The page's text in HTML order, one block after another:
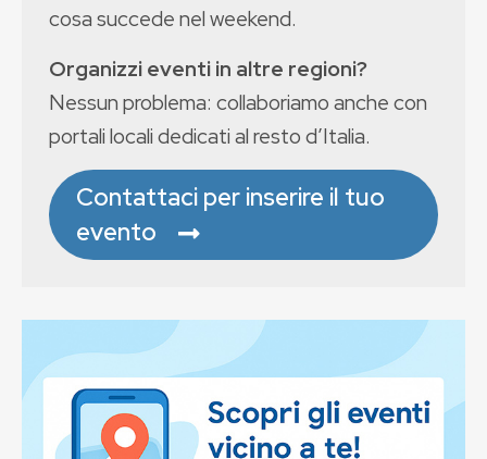
cosa succede nel weekend.
Organizzi eventi in altre regioni?
Nessun problema: collaboriamo anche con
portali locali dedicati al resto d’Italia.
Contattaci per inserire il tuo
evento